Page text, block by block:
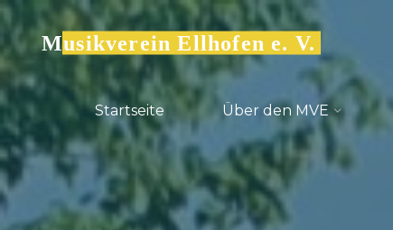
Zum
Inhalt
springen
Musikverein Ellhofen e. V.
Startseite Über den MVE